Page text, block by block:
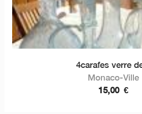
4carafes verre
Monaco-Ville
15,00 €